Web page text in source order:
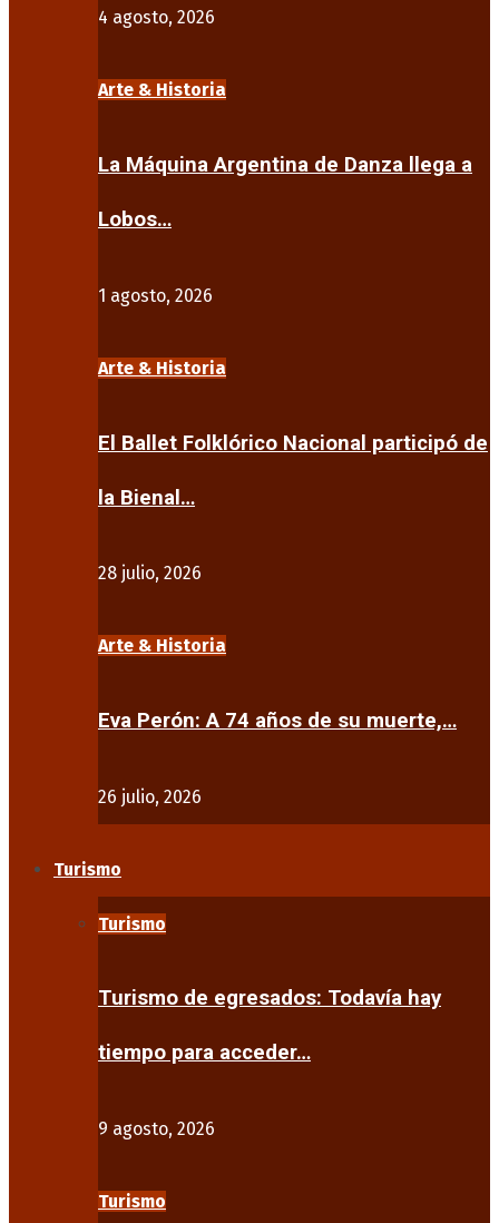
4 agosto, 2026
Arte & Historia
La Máquina Argentina de Danza llega a
Lobos…
1 agosto, 2026
Arte & Historia
El Ballet Folklórico Nacional participó de
la Bienal…
28 julio, 2026
Arte & Historia
Eva Perón: A 74 años de su muerte,…
26 julio, 2026
Turismo
Turismo
Turismo de egresados: Todavía hay
tiempo para acceder…
9 agosto, 2026
Turismo